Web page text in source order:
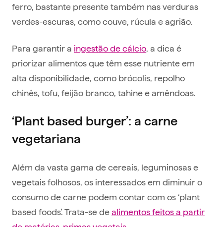
ferro, bastante presente também nas verduras
verdes-escuras, como couve, rúcula e agrião.
Para garantir a ingestão de cálcio, a dica é
priorizar alimentos que têm esse nutriente em
alta disponibilidade, como brócolis, repolho
chinês, tofu, feijão branco, tahine e amêndoas.
‘Plant based burger’: a carne
vegetariana
Além da vasta gama de cereais, leguminosas e
vegetais folhosos, os interessados em diminuir o
consumo de carne podem contar com os ‘plant
based foods’. Trata-se dealimentos feitos a partir